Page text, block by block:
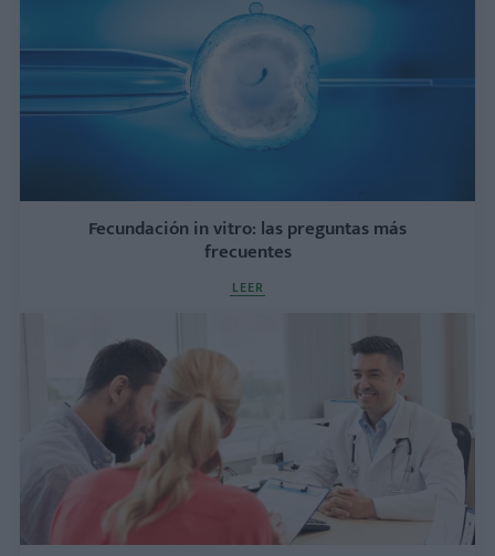
Fecundación in vitro: las preguntas más
frecuentes
LEER